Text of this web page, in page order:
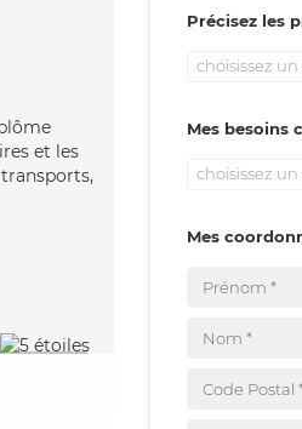
et les
Précisez les
choisissez un
Mes besoins
choisissez un
Mes